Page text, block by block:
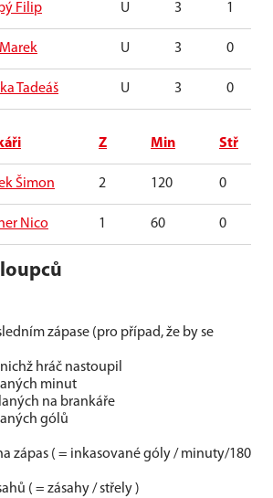
Filip U 3 1
U 3 0
Tadeáš U 3 0
Z Min Stř
Šimon 2 120 0
Nico 1 60 0
zápase (pro případ, že by se
hráč nastoupil
minut
na brankáře
gólů
zápas ( = inkasované góly / minuty/180
( = zásahy / střely )